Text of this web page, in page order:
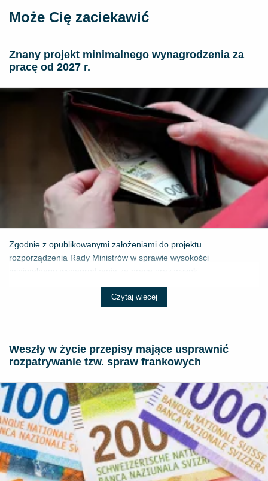
Może Cię zaciekawić
Znany projekt minimalnego wynagrodzenia za
pracę od 2027 r.
Zgodnie z opublikowanymi założeniami do projektu
rozporządzenia Rady Ministrów w sprawie wysokości
minimalnego wynagrodzenia za pracę oraz wysok...
Czytaj więcej
Weszły w życie przepisy mające usprawnić
rozpatrywanie tzw. spraw frankowych